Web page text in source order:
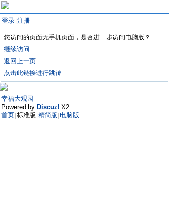
登录 注册
您访问的页面无手机页面，是否进一步访问电脑版？
继续访问
返回上一页
点击此链接进行跳转
幸福大观园
Powered by Discuz! X2
首页 标准版 精简版 电脑版